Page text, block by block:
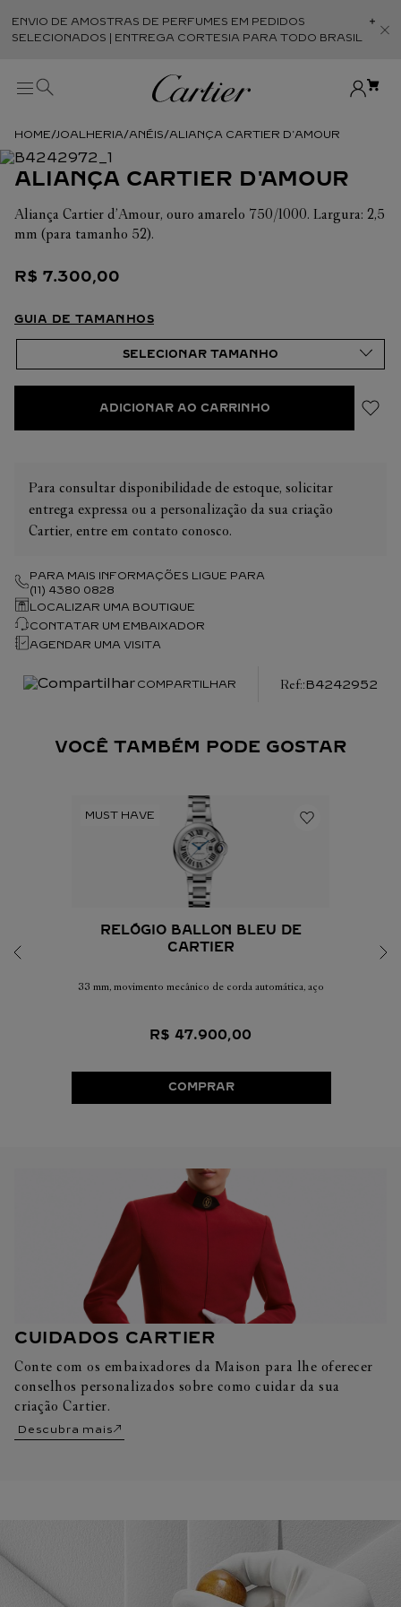
ENVIO DE AMOSTRAS DE PERFUMES EM PEDIDOS
SELECIONADOS | ENTREGA CORTESIA PARA TODO BRASIL
JOALHERIA ANÉIS ALIANÇA CARTIER D'AMOUR
ALIANÇA CARTIER D'AMOUR
Aliança Cartier d’Amour, ouro amarelo 750/1000. Largura: 2,5
mm (para tamanho 52).
R$ 7.300,00
GUIA DE TAMANHOS
ADICIONAR AO CARRINHO
Para consultar disponibilidade de estoque, solicitar
entrega expressa ou a personalização da sua criação
Cartier, entre em contato conosco.
PARA MAIS INFORMAÇÕES LIGUE PARA
(11) 4380 0828
LOCALIZAR UMA BOUTIQUE
CONTATAR UM EMBAIXADOR
AGENDAR UMA VISITA
COMPARTILHAR :B4242952
VOCÊ TAMBÉM PODE GOSTAR
RELÓGIO BALLON BLEU DE
CARTIER
33 mm, movimento mecânico de corda automática, aço
R$ 47.900,00
COMPRAR
CUIDADOS CARTIER
Conte com os embaixadores da Maison para lhe oferecer
conselhos personalizados sobre como cuidar da sua
criação Cartier.
Descubra mais